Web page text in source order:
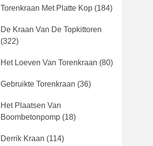
Torenkraan Met Platte Kop (184)
De Kraan Van De Topkittoren
(322)
Het Loeven Van Torenkraan (80)
Gebruikte Torenkraan (36)
Het Plaatsen Van
Boombetonpomp (18)
Derrik Kraan (114)